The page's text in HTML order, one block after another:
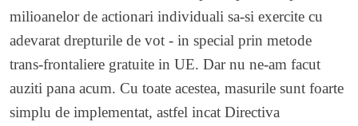
milioanelor de actionari individuali sa-si exercite cu
adevarat drepturile de vot - in special prin metode
trans-frontaliere gratuite in UE. Dar nu ne-am facut
auziti pana acum. Cu toate acestea, masurile sunt foarte
simplu de implementat, astfel incat Directiva